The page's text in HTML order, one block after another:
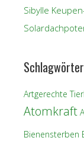
Sibylle
Schlagwörter
Artgerechte
Atomkraft
Bienensterben